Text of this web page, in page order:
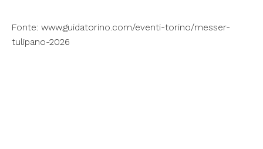
Fonte:www.guidatorino.com/eventi-torino/messer-
tulipano-2026